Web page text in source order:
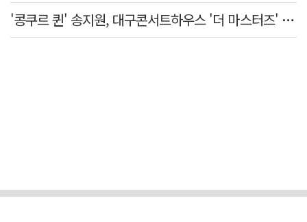
'콩쿠르 퀸' 송지원, 대구콘서트하우스 '더 마스터즈' 무대 오른다